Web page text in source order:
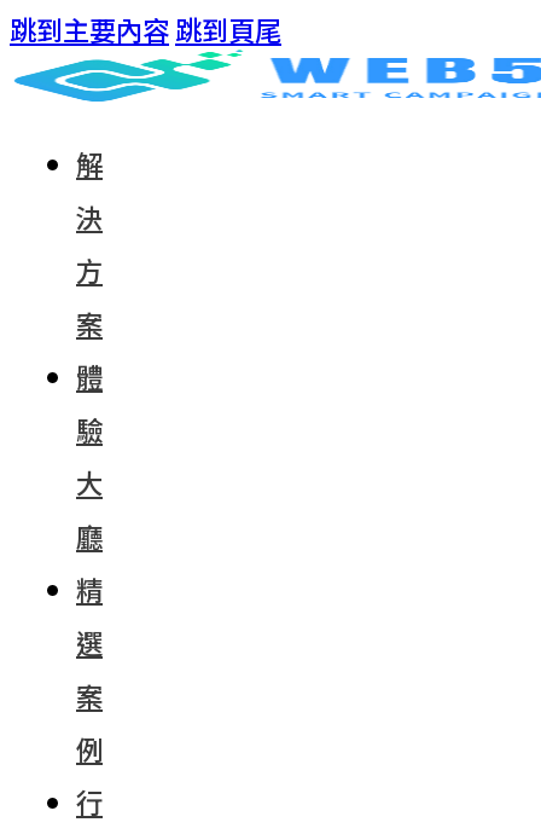
跳到主要內容跳到頁尾
解
決
方
案
體
驗
大
廳
精
選
案
例
行